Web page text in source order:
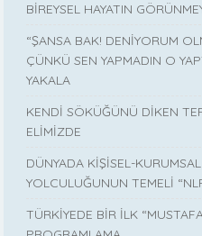
BİREYSEL HAYATIN
“ŞANSA BAK! DENİYORUM
ÇÜNKÜ SEN YAPMADIN O
YAKALA
KENDİ SÖKÜĞÜNÜ DİKEN
ELİMİZDE
DÜNYADA KİŞİSEL-
YOLCULUĞUNUN TEMELİ
TÜRKİYEDE BİR İLK